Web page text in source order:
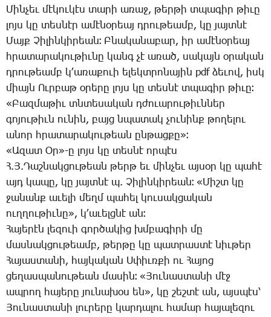
Մին­չեւ մէ­կու­կէս տա­րի ա­ռաջ, թեր­թի տպա­գիր թի­ւը
լոյս կը տես­նէր ա­մէ­նօ­րեայ դրու­թեամբ, կը յայտ­նէ
Մայք Չի­լին­կի­րեան։ Բ­նա­կա­նա­բար, իր ա­մէ­նօ­րեայ
հրա­տա­րա­կու­թիւ­նը կանգ չէ ա­ռած, սա­կայն օ­րա­կան
դրու­թեամբ կ­՚ա­ռա­քո­ւի ե­լեկտ­րո­նա­յին pdf ձե­ւով, իսկ
միայն Ուր­բաթ օ­րե­րը լոյս կը տես­նէ տպա­գիր թի­ւը։
«­Բազ­մա­թիւ տնտե­սա­կան դժո­ւա­րու­թիւն­ներ
գո­յու­թիւն ու­նին, բայց նպա­տակ չու­նինք թո­ղե­լու
ա­նոր հրա­տա­րա­կու­թեան ըն­թաց­քը»։
«Ա­զատ Օր»-ը լոյս կը տես­նէ որ­պէս
Հ.Յ.­Դաշ­նակ­ցու­թեան թերթ եւ մին­չեւ այ­սօր կը պա­հէ
այդ կա­պը, կը յայտ­նէ պ. Չի­լին­կի­րեան։ «­Միշտ կը
ջա­նանք ա­ւե­լի մեղմ պա­հել կու­սակ­ցա­կան
ուղ­ղու­թիւ­նը», կ­՚ա­ւելցնէ ան։
Հա­յե­րէն լե­զո­ւի գոր­ծա­կից խմբա­գի­րի մը
մաս­նակ­ցու­թեամբ, թեր­թը կը պատ­րաս­տէ նիւ­թեր
Հա­յաս­տա­նի, հայ­կա­կան Ս­փիւռ­քի ու Հա­յոց
ցե­ղաս­պա­նու­թեան մա­սին։ «­Յու­նաս­տա­նի մէջ
ապ­րող հա­յե­րը յու­նա­խօս են», կը շեշ­տէ ան, այս­պէս՝
Յու­նաս­տա­նի լու­րե­րը կար­դա­լու հա­մար հա­յա­լե­զու